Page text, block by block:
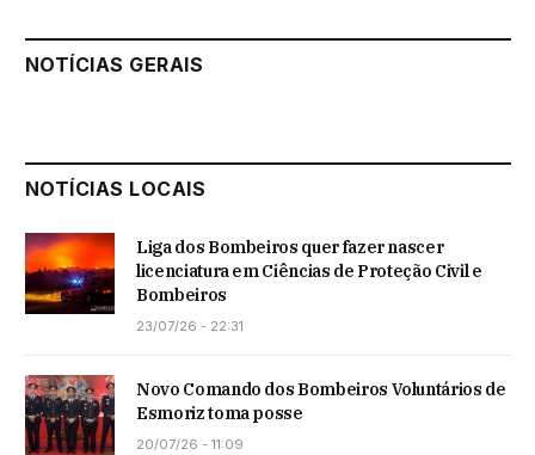
NOTÍCIAS GERAIS
NOTÍCIAS LOCAIS
Liga dos Bombeiros quer fazer nascer
licenciatura em Ciências de Proteção Civil e
Bombeiros
23/07/26 - 22:31
Novo Comando dos Bombeiros Voluntários de
Esmoriz toma posse
20/07/26 - 11:09